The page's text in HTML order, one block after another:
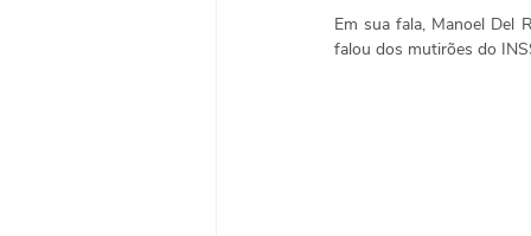
Em sua fala, Manoel Del
falou dos mutirões do